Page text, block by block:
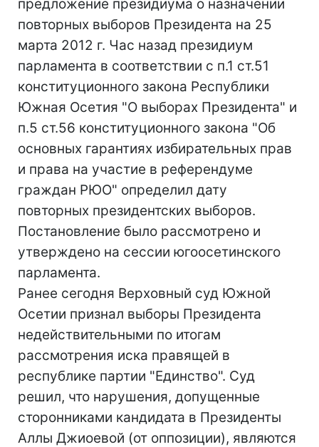
предложение президиума о назначении
повторных выборов Президента на 25
марта 2012 г. Час назад президиум
парламента в соответствии с п.1 ст.51
конституционного закона Республики
Южная Осетия "О выборах Президента" и
п.5 ст.56 конституционного закона "Об
основных гарантиях избирательных прав
и права на участие в референдуме
граждан РЮО" определил дату
повторных президентских выборов.
Постановление было рассмотрено и
утверждено на сессии югоосетинского
парламента.
Ранее сегодня Верховный суд Южной
Осетии признал выборы Президента
недействительными по итогам
рассмотрения иска правящей в
республике партии "Единство". Суд
решил, что нарушения, допущенные
сторонниками кандидата в Президенты
Аллы Джиоевой (от оппозиции), являются